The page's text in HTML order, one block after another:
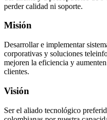
perder calidad ni soporte.
Misión
Desarrollar e implementar
corporativas y soluciones
mejoren la eficiencia y
clientes.
Visión
Ser el aliado tecnológico